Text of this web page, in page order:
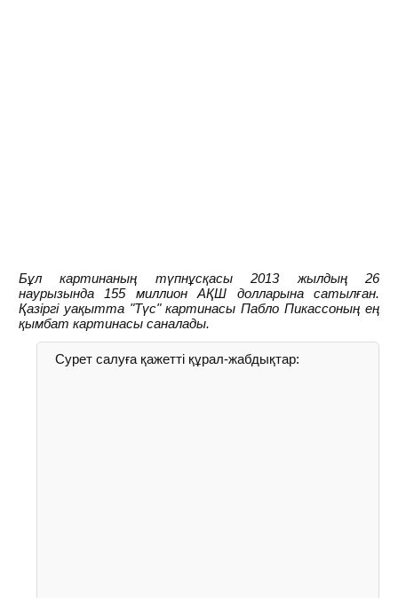
Бұл картинаның түпнұсқасы 2013 жылдың 26
наурызында 155 миллион АҚШ долларына сатылған.
Қазіргі уақытта "Түс" картинасы Пабло Пикассоның ең
қымбат картинасы саналады.
Сурет салуға қажетті құрал-жабдықтар: